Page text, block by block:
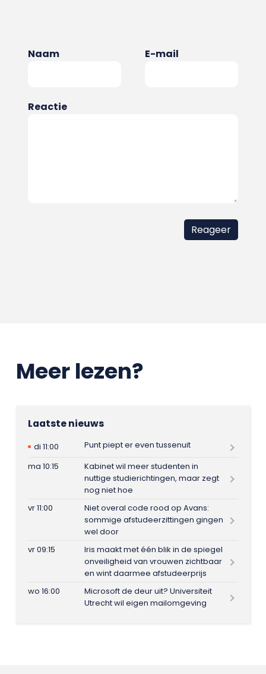
Naam E-mail
Reactie
Meer lezen?
Laatste nieuws
di 11:00
Punt piept er even tussenuit
ma 10:15
Kabinet wil meer studenten in
nuttige studierichtingen, maar zegt
nog niet hoe
vr 11:00
Niet overal code rood op Avans:
sommige afstudeerzittingen gingen
wel door
vr 09:15
Iris maakt met één blik in de spiegel
onveiligheid van vrouwen zichtbaar
en wint daarmee afstudeerprijs
wo 16:00
Microsoft de deur uit? Universiteit
Utrecht wil eigen mailomgeving